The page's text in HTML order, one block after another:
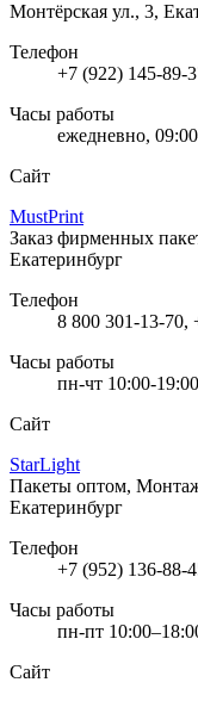
Монтёрская ул., 3,
Телефон
+7 (922) 145-89-
Часы работы
ежедневно,
Сайт
MustPrint
Заказ фирменных
Екатеринбург
Телефон
8 800 301-13-70,
Часы работы
пн-чт 10:00-
Сайт
StarLight
Пакеты оптом,
Екатеринбург
Телефон
+7 (952) 136-88-
Часы работы
пн-пт
Сайт